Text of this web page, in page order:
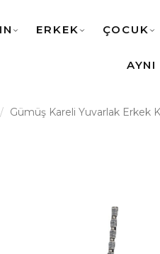
ERKEK ÇOCUK
AYNI
Gümüş Kareli Yuvarlak Erkek